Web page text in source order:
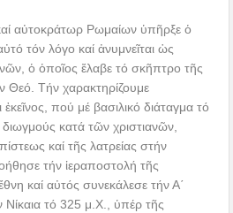
αὐτοκράτωρ Ρωμαίων ὑπῆρξε ὁ
τόν λόγο καί ἀνυμνεῖται ὡς
ὁ ὁποῖος ἔλαβε τό σκῆπτρο τῆς
Θεό. Τήν χαρακτηρίζουμε
ἐκεῖνος, πού μέ βασιλικό διάταγμα τό
κατά τῶν χριστιανῶν,
καί τῆς λατρείας στήν
τήν ἱεραποστολή τῆς
καί αὐτός συνεκάλεσε τήν Α΄
Νίκαια τό 325 μ.Χ., ὑπέρ τῆς